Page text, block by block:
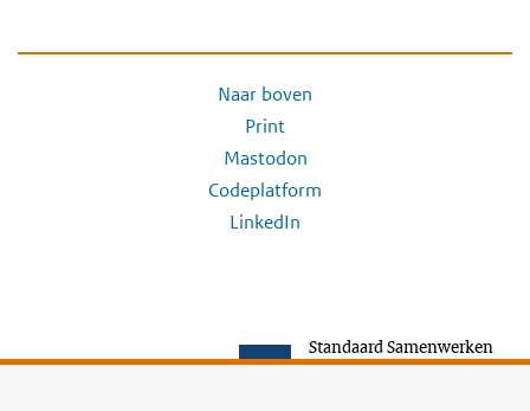
Naar boven
Print
Mastodon
Codeplatform
LinkedIn
Standaard Samenwerken